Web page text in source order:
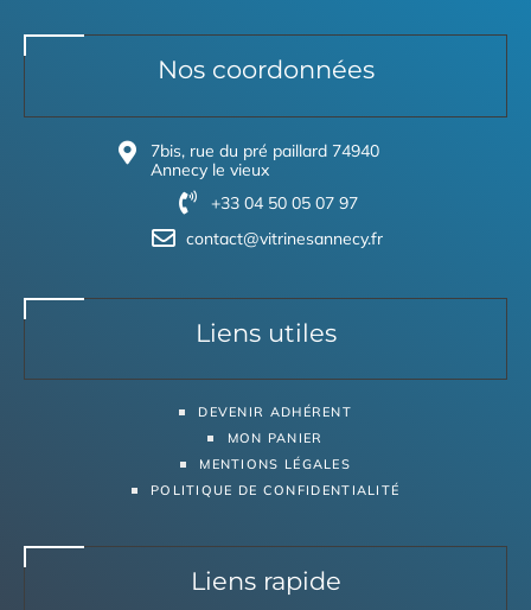
Nos coordonnées
7bis, rue du pré paillard 74940
Annecy le vieux
+33 04 50 05 07 97
contact@vitrinesannecy.fr
Liens utiles
DEVENIR ADHÉRENT
MON PANIER
MENTIONS LÉGALES
POLITIQUE DE CONFIDENTIALITÉ
Liens rapide